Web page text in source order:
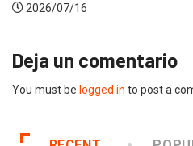
2026/07/16
Deja un comentario
You must be logged in to post a